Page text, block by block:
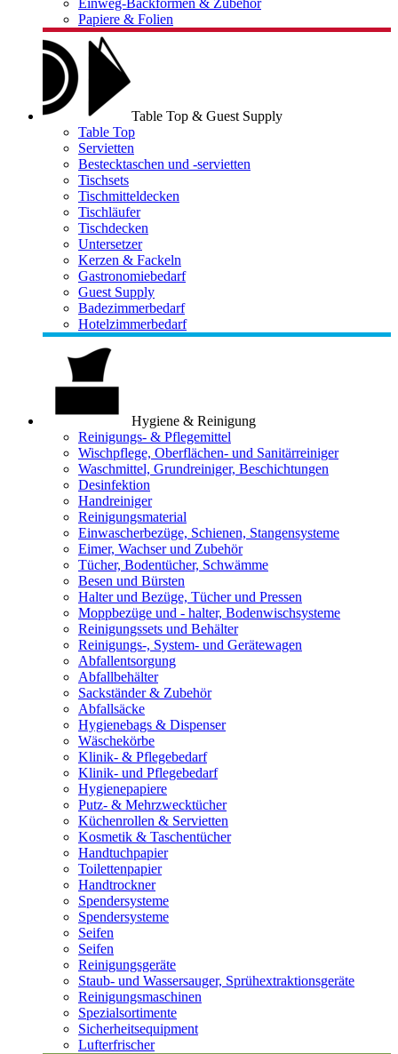
Einweg-Backformen & Zubehör
Papiere & Folien
Table Top & Guest Supply
Table Top
Servietten
Bestecktaschen und -servietten
Tischsets
Tischmitteldecken
Tischläufer
Tischdecken
Untersetzer
Kerzen & Fackeln
Gastronomiebedarf
Guest Supply
Badezimmerbedarf
Hotelzimmerbedarf
Hygiene & Reinigung
Reinigungs- & Pflegemittel
Wischpflege, Oberflächen- und Sanitärreiniger
Waschmittel, Grundreiniger, Beschichtungen
Desinfektion
Handreiniger
Reinigungsmaterial
Einwascherbezüge, Schienen, Stangensysteme
Eimer, Wachser und Zubehör
Tücher, Bodentücher, Schwämme
Besen und Bürsten
Halter und Bezüge, Tücher und Pressen
Moppbezüge und - halter, Bodenwischsysteme
Reinigungssets und Behälter
Reinigungs-, System- und Gerätewagen
Abfallentsorgung
Abfallbehälter
Sackständer & Zubehör
Abfallsäcke
Hygienebags & Dispenser
Wäschekörbe
Klinik- & Pflegebedarf
Klinik- und Pflegebedarf
Hygienepapiere
Putz- & Mehrzwecktücher
Küchenrollen & Servietten
Kosmetik & Taschentücher
Handtuchpapier
Toilettenpapier
Handtrockner
Spendersysteme
Spendersysteme
Seifen
Seifen
Reinigungsgeräte
Staub- und Wassersauger, Sprühextraktionsgeräte
Reinigungsmaschinen
Spezialsortimente
Sicherheitsequipment
Lufterfrischer